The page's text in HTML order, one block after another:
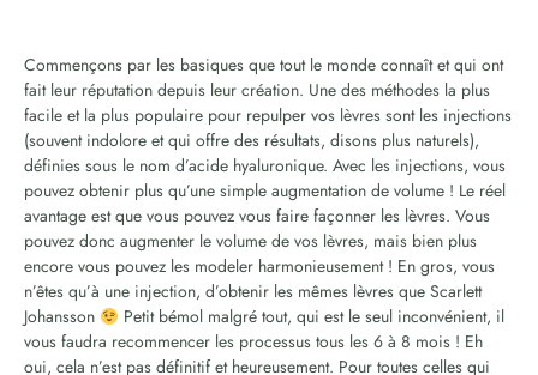
Commençons par les basiques que tout le monde connaît et qui ont
fait leur réputation depuis leur création. Une des méthodes la plus
facile et la plus populaire pour repulper vos lèvres sont les injections
(souvent indolore et qui offre des résultats, disons plus naturels),
définies sous le nom d’acide hyaluronique. Avec les injections, vous
pouvez obtenir plus qu’une simple augmentation de volume ! Le réel
avantage est que vous pouvez vous faire façonner les lèvres. Vous
pouvez donc augmenter le volume de vos lèvres, mais bien plus
encore vous pouvez les modeler harmonieusement ! En gros, vous
n’êtes qu’à une injection, d’obtenir les mêmes lèvres que Scarlett
Johansson
Petit bémol malgré tout, qui est le seul inconvénient, il
vous faudra recommencer les processus tous les 6 à 8 mois ! Eh
oui, cela n’est pas définitif et heureusement. Pour toutes celles qui